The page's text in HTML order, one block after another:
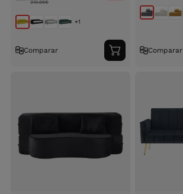
310.99€
+1
Comparar
Adicionar
ao
Comparar